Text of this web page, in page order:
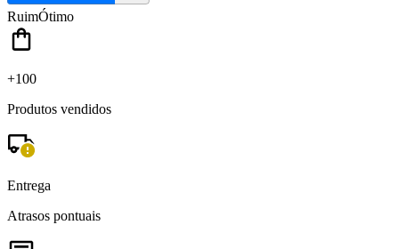
RuimÓtimo
+100
Produtos vendidos
Entrega
Atrasos pontuais